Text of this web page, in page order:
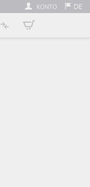
KONTO DE
Mein Warenkorb